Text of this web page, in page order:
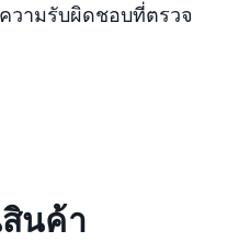
วามรับผิดชอบที่ตรวจ
สินค้า